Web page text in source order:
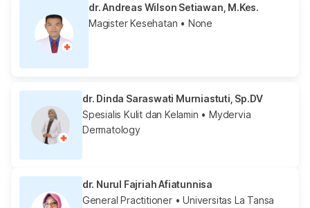
dr. Andreas Wilson Setiawan, M.Kes.
Magister Kesehatan • None
dr. Dinda Saraswati Murniastuti, Sp.DV
Spesialis Kulit dan Kelamin • Mydervia
Dermatology
dr. Nurul Fajriah Afiatunnisa
General Practitioner• Universitas La Tansa